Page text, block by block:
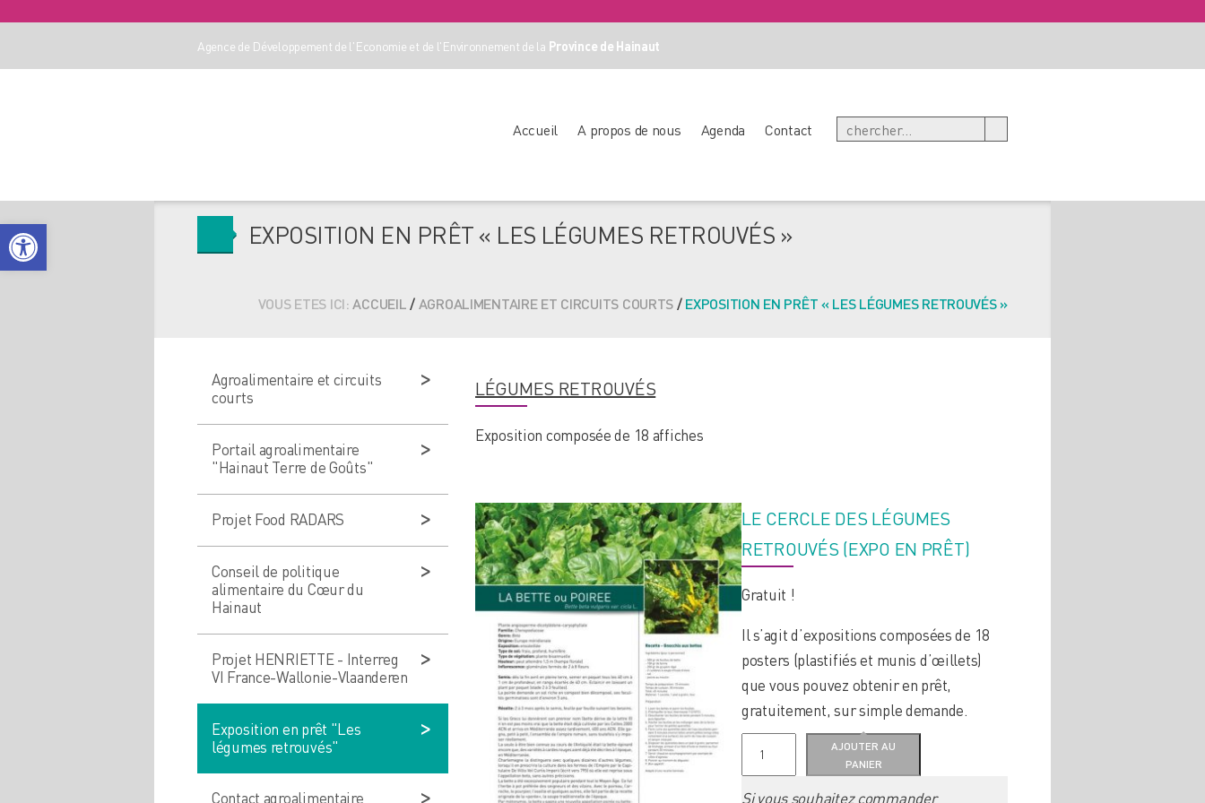
Agence de Développement de l'Economie et de l'Environnement de la Province de Hainaut
Accueil A propos de nous Agenda Contact
EXPOSITION EN PRÊT « LES LÉGUMES RETROUVÉS »
VOUS ETES ICI: ACCUEIL/AGROALIMENTAIRE ET CIRCUITS COURTS/EXPOSITION EN PRÊT « LES LÉGUMES RETROUVÉS »
LÉGUMES RETROUVÉS
Exposition composée de 18 affiches
LE CERCLE DES LÉGUMES
RETROUVÉS (EXPO EN PRÊT)
Gratuit !
Il s’agit d’expositions composées de 18
posters (plastifiés et munis d’œillets)
que vous pouvez obtenir en prêt,
gratuitement, sur simple demande.
u
a
AJOUTER AU
PANIER
Si vous souhaitez commander
Agroalimentaire et circuits
courts
Portail agroalimentaire
"Hainaut Terre de Goûts"
Projet Food RADARS
Conseil de politique
alimentaire du Cœur du
Hainaut
Projet HENRIETTE - Interreg
VI France-Wallonie-Vlaanderen
Exposition en prêt "Les
légumes retrouvés"
Contact agroalimentaire
Ouvrir la barre d’outils